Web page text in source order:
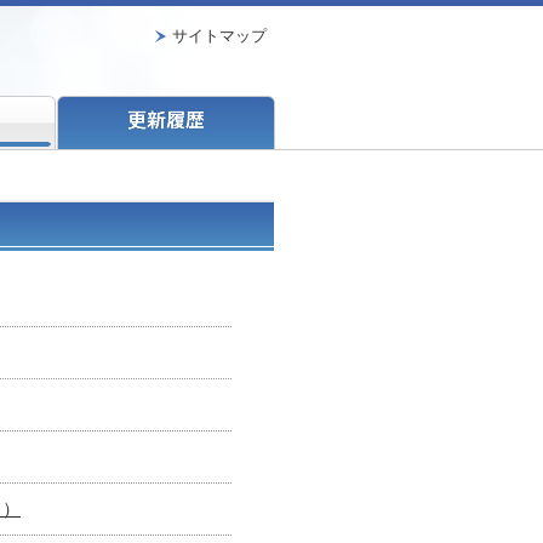
サイトマップ